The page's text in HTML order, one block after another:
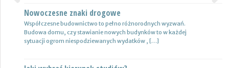
Nowoczesne znaki drogowe
Współczesne budownictwo to pełno różnorodnych wyzwań.
Budowa domu, czy stawianie nowych budynków to w każdej
sytuacji ogrom niespodziewanych wydatków , […]
Previous